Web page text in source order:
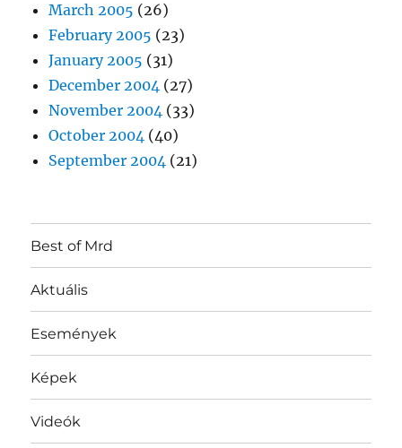
March 2005 (26)
February 2005 (23)
January 2005 (31)
December 2004 (27)
November 2004 (33)
October 2004 (40)
September 2004 (21)
Best of Mrd
Aktuális
Események
Képek
Videók